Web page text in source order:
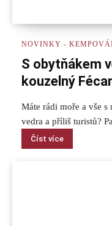
NOVINKY -
S obytňákem
kouzelný
Máte rádi moře a vše
vedra a příliš turistů?
Číst více